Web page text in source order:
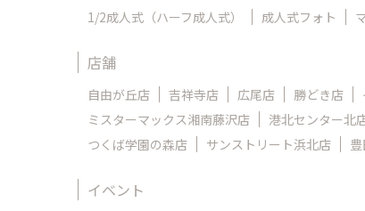
1/2成人式（ハーフ成人式）
成人式フォト
店舗
自由が丘店 吉祥寺店 広尾店 勝どき店
ミスターマックス湘南藤沢店
港北センター北
つくば学園の森店
サンストリート浜北店
イベント